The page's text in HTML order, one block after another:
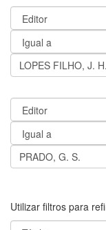
Utilizar filtros para